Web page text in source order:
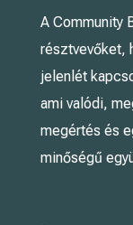
A Community
résztvevőket,
jelenlét
ami valódi,
megértés és
minőségű